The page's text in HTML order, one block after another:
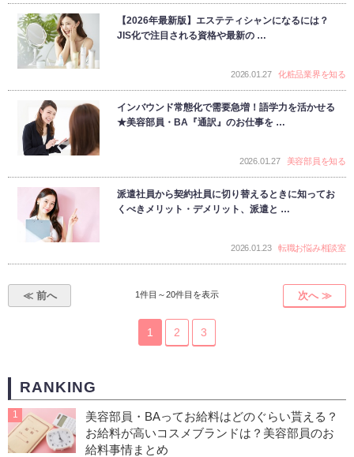
【2026年最新版】エステティシャンになるには？
JIS化で注目される資格や最新の …
2026.01.27 化粧品業界を知る
インバウンド常態化で需要急増！語学力を活かせる
★美容部員・BA『通訳』のお仕事を …
2026.01.27 美容部員を知る
派遣社員から契約社員に切り替えるときに知ってお
くべきメリット・デメリット、派遣と …
2026.01.23 転職お悩み相談室
≪ 前へ 1件目～20件目を表示 次へ ≫
1 2 3
RANKING
1
美容部員・BAってお給料はどのぐらい貰える？
お給料が高いコスメブランドは？美容部員のお
給料事情まとめ